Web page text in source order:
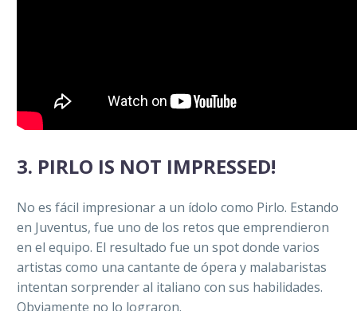
3. PIRLO IS NOT IMPRESSED!
No es fácil impresionar a un ídolo como Pirlo. Estando
en Juventus, fue uno de los retos que emprendieron
en el equipo. El resultado fue un spot donde varios
artistas como una cantante de ópera y malabaristas
intentan sorprender al italiano con sus habilidades.
Obviamente no lo lograron.